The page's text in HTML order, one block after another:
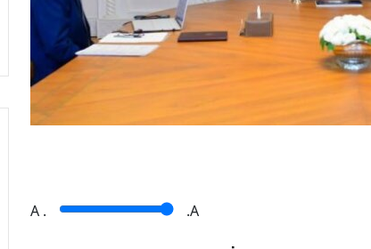
A . .A